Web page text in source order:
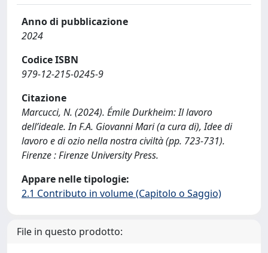
Anno di pubblicazione
2024
Codice ISBN
979-12-215-0245-9
Citazione
Marcucci, N. (2024). Émile Durkheim: Il lavoro
dell’ideale. In F.A. Giovanni Mari (a cura di), Idee di
lavoro e di ozio nella nostra civiltà (pp. 723-731).
Firenze : Firenze University Press.
Appare nelle tipologie:
2.1 Contributo in volume (Capitolo o Saggio)
File in questo prodotto: